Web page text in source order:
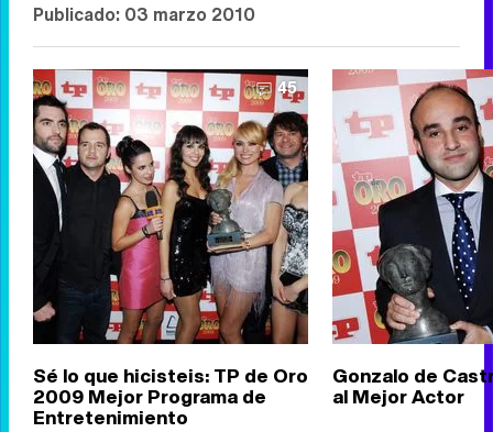
Publicado: 03 marzo 2010
45
Sé lo que hicisteis: TP de Oro
2009 Mejor Programa de
Entretenimiento
Gonzalo de
al Mejor Actor